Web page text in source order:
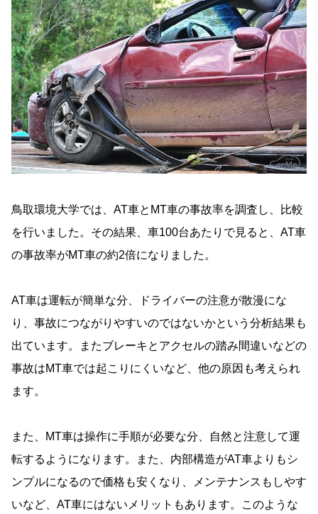
鳥取環境大学では、AT車とMT車の事故率を調査し、比較
を行いました。その結果、車100台あたりで見ると、AT車
の事故率がMT車の約2倍になりました。
AT車は運転が簡単な分、ドライバーの注意が散漫にな
り、事故につながりやすいのではないかという分析結果も
出ています。またブレーキとアクセルの踏み間違いなどの
事故はMT車では起こりにくいなど、他の原因も考えられ
ます。
また、MT車は操作に手順が必要な分、自然と注意して運
転するようになります。また、内部構造がAT車よりもシ
ンプルになるので価格も安くなり、メンテナンスもしやす
いなど、AT車にはないメリットもあります。このような